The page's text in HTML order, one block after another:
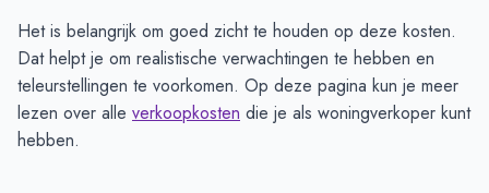
Het is belangrijk om goed zicht te houden op deze kosten.
Dat helpt je om realistische verwachtingen te hebben en
teleurstellingen te voorkomen. Op deze pagina kun je meer
lezen over alle verkoopkosten die je als woningverkoper kunt
hebben.